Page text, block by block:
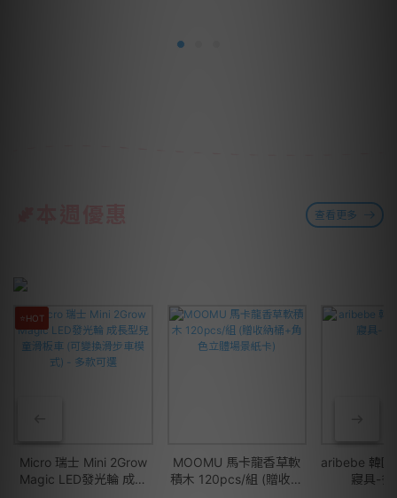
查看更多
⭐HOT
Micro 瑞士 Mini 2Grow
Magic LED發光輪 成長
MOOMU 馬卡龍香草軟
積木 120pcs/組 (贈收納
aribebe 韓國
寢具-多